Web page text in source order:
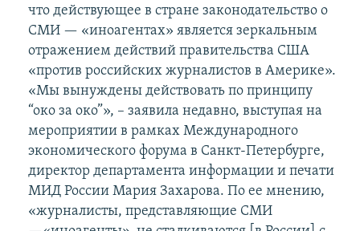
что действующее в стране законодательство о
СМИ — «иноагентах» является зеркальным
отражением действий правительства США
«против российских журналистов в Америке».
«Мы вынуждены действовать по принципу
“око за око”», – заявила недавно, выступая на
мероприятии в рамках Международного
экономического форума в Санкт-Петербурге,
директор департамента информации и печати
МИД России Мария Захарова. По ее мнению,
«журналисты, представляющие СМИ